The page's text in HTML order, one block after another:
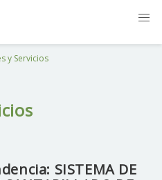
y Servicios
SISTEMA DE